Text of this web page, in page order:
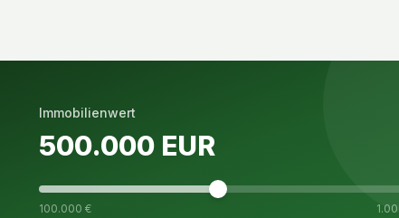
Immobilienwert
500.000 EUR
100.000 €